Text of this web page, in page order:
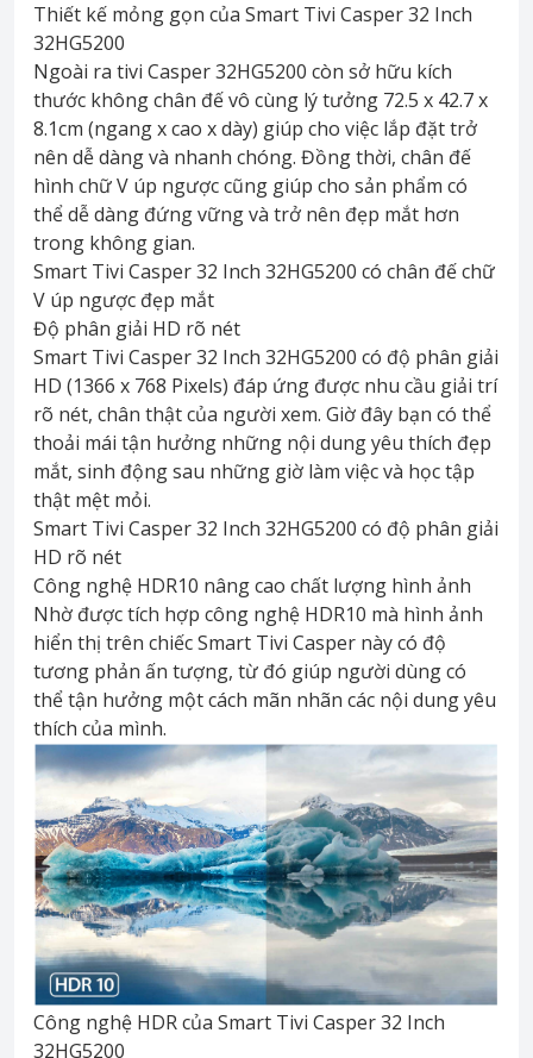
Thiết kế mỏng gọn của Smart Tivi Casper 32 Inch
32HG5200
Ngoài ra tivi Casper 32HG5200 còn sở hữu kích
thước không chân đế vô cùng lý tưởng 72.5 x 42.7 x
8.1cm (ngang x cao x dày) giúp cho việc lắp đặt trở
nên dễ dàng và nhanh chóng. Đồng thời, chân đế
hình chữ V úp ngược cũng giúp cho sản phẩm có
thể dễ dàng đứng vững và trở nên đẹp mắt hơn
trong không gian.
Smart Tivi Casper 32 Inch 32HG5200 có chân đế chữ
V úp ngược đẹp mắt
Độ phân giải HD rõ nét
Smart Tivi Casper 32 Inch 32HG5200 có độ phân giải
HD (1366 x 768 Pixels) đáp ứng được nhu cầu giải trí
rõ nét, chân thật của người xem. Giờ đây bạn có thể
thoải mái tận hưởng những nội dung yêu thích đẹp
mắt, sinh động sau những giờ làm việc và học tập
thật mệt mỏi.
Smart Tivi Casper 32 Inch 32HG5200 có độ phân giải
HD rõ nét
Công nghệ HDR10 nâng cao chất lượng hình ảnh
Nhờ được tích hợp công nghệ HDR10 mà hình ảnh
hiển thị trên chiếc Smart Tivi Casper này có độ
tương phản ấn tượng, từ đó giúp người dùng có
thể tận hưởng một cách mãn nhãn các nội dung yêu
thích của mình.
Công nghệ HDR của Smart Tivi Casper 32 Inch
32HG5200